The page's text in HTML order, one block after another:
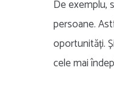
De exemplu,
persoane.
oportunități.
cele mai